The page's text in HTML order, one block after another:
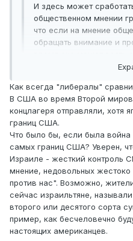
И здесь может
общественном мнении
что если на мнение
обращать внимание и
гайки не закручивай,
русские вымирают, но на
Как всегда "либералы"
В США во время Второй
концлагеря отправляли, хотя
границ США.
Что было бы, если была
самых границ США? Уверен,
Израиле - жесткий контроль
мнение, недовольных
против нас". Возможно,
сейчас израильтяне,
второго или десятого сорта
пример, как бесчеловечно
настоящих американцев.